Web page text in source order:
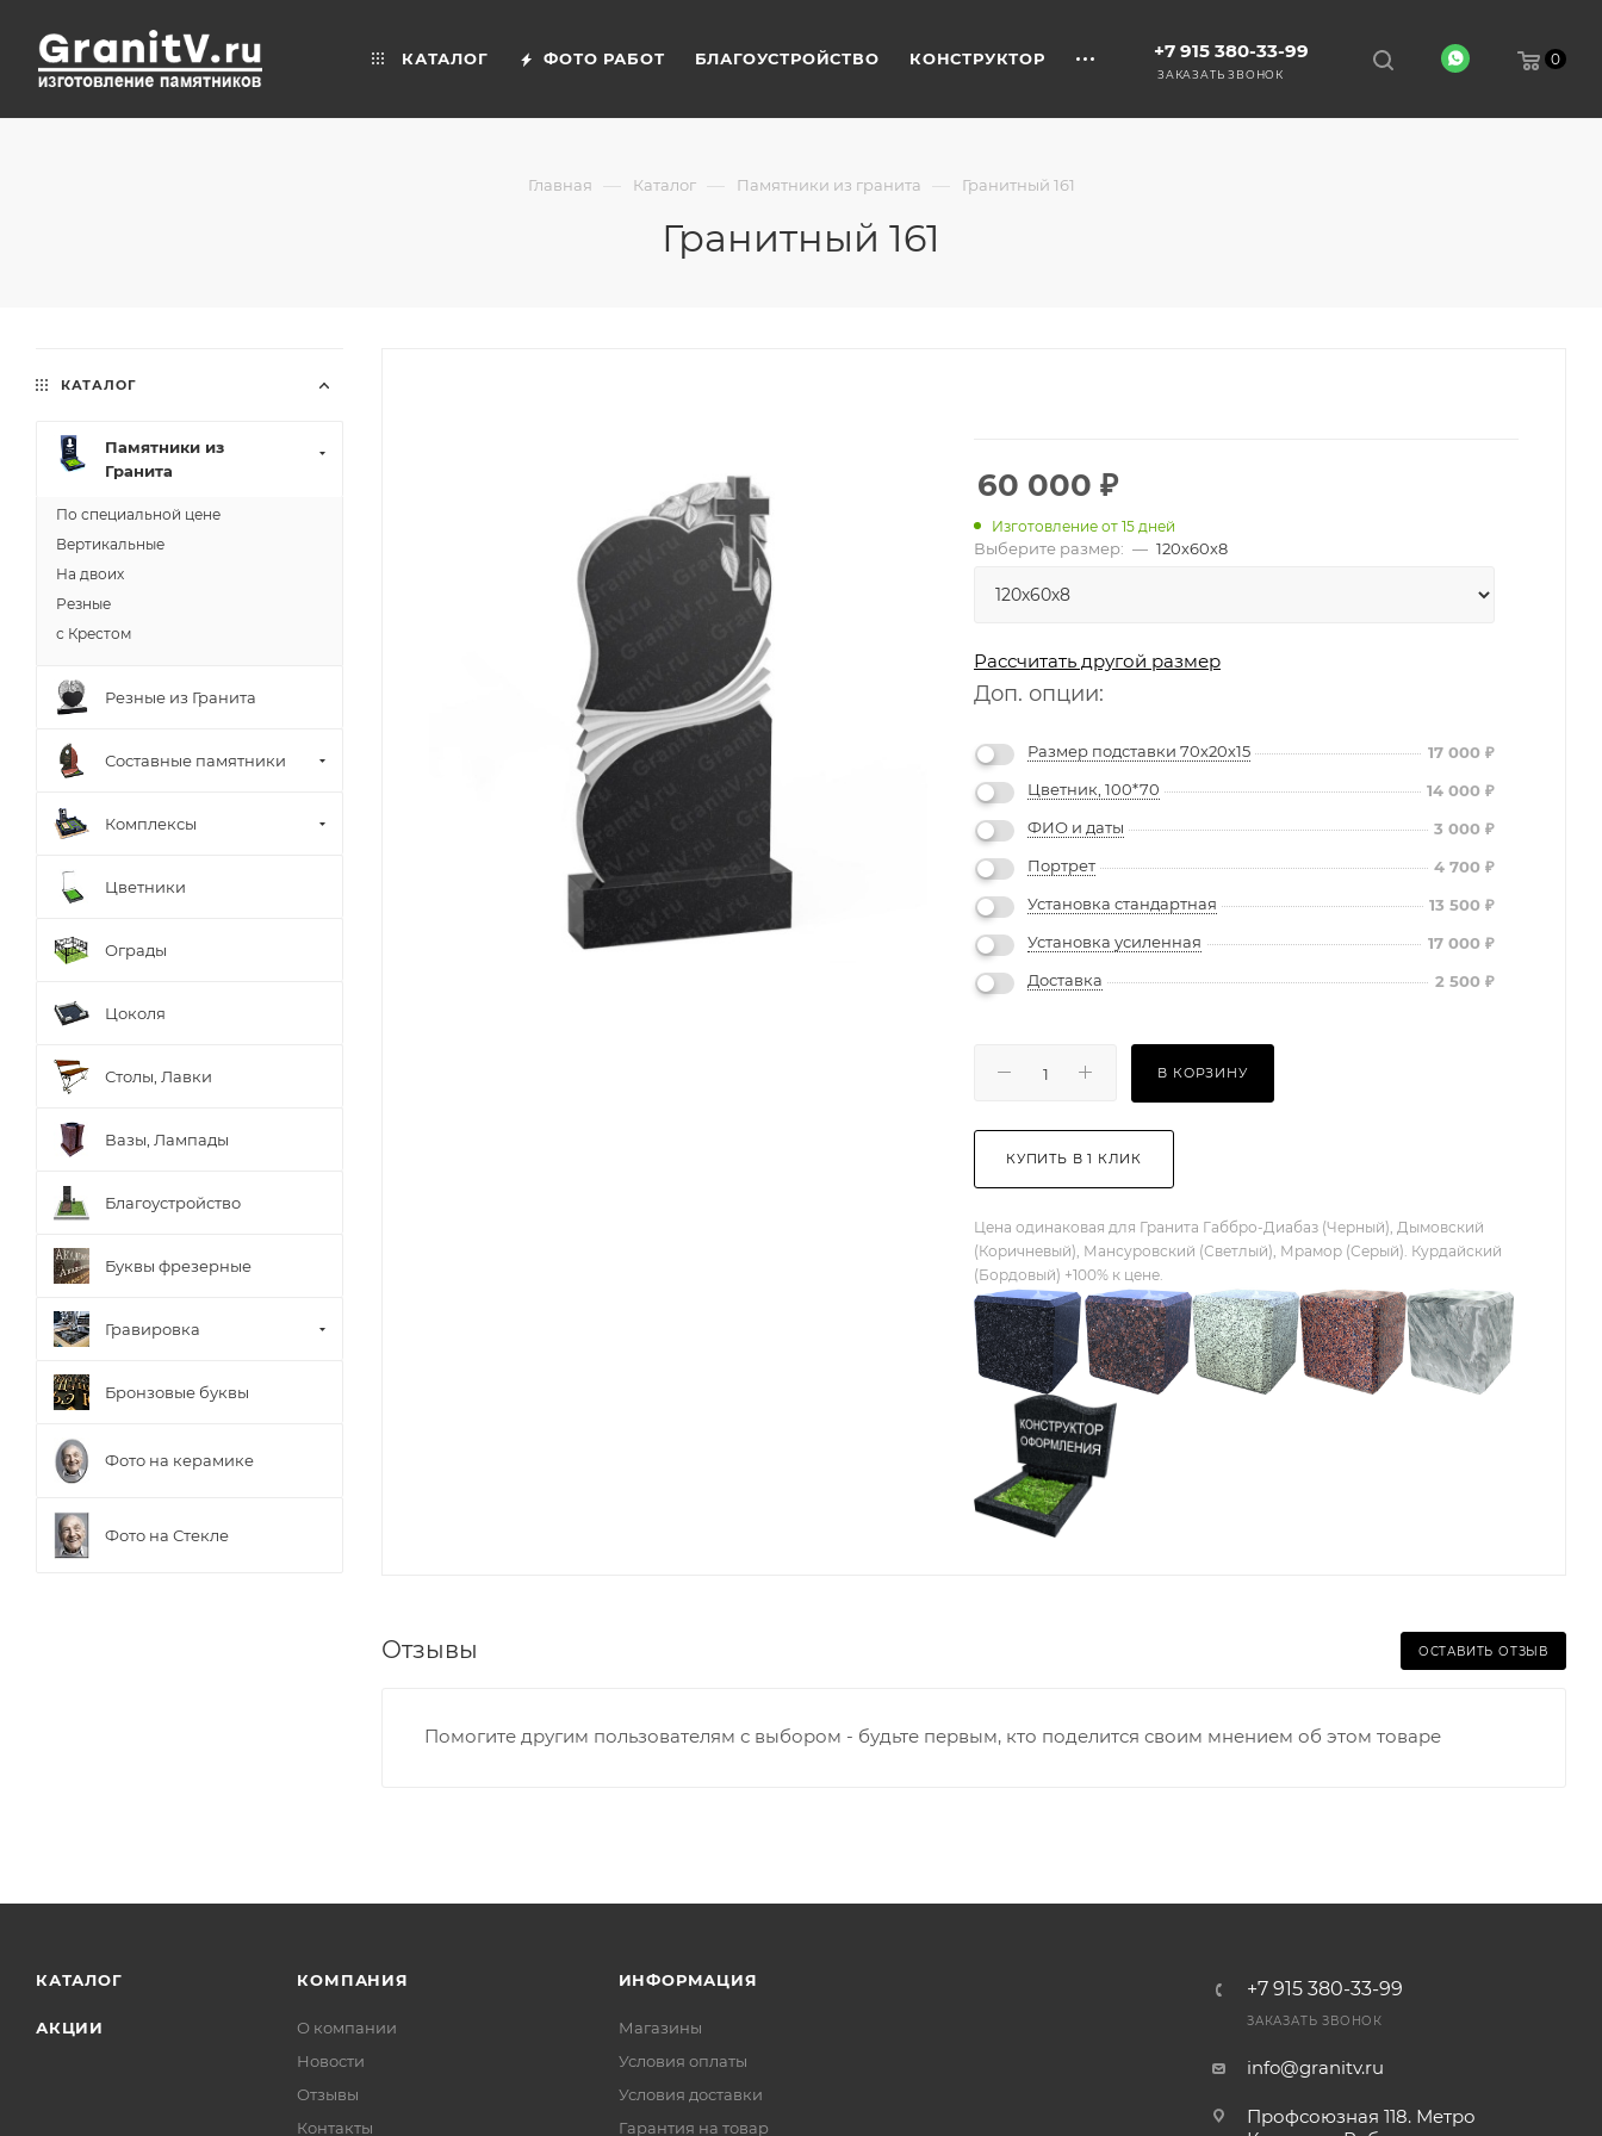
+7 915 380-33-99
ЗАКАЗАТЬ ЗВОНОК
0
КАТАЛОГ ФОТО РАБОТ БЛАГОУСТРОЙСТВО КОНСТРУКТОР
Главная — Каталог — Памятники из гранита — Гранитный 161
Гранитный 161
60 000 ₽
Изготовление от 15 дней
Выберите размер: — 120х60х8
Рассчитать другой размер
Доп. опции:
Размер подставки 70х20х15 17 000 ₽
Цветник, 100*70
14 000 ₽
ФИО и даты
3 000 ₽
Портрет
4 700 ₽
Установка стандартная
13 500 ₽
Установка усиленная
17 000 ₽
Доставка
2 500 ₽
В КОРЗИНУ
КУПИТЬ В 1 КЛИК
Цена одинаковая для Гранита Габбро-Диабаз (Черный), Дымовский
(Коричневый), Мансуровский (Светлый), Мрамор (Серый). Курдайский
(Бордовый) +100% к цене.
Отзывы ОСТАВИТЬ ОТЗЫВ
Помогите другим пользователям с выбором - будьте первым, кто поделится своим мнением об этом товаре
КАТАЛОГ
Памятники из
Гранита
По специальной цене
Вертикальные
На двоих
Резные
с Крестом
Резные из Гранита
Составные памятники
Комплексы
Цветники
Ограды
Цоколя
Столы, Лавки
Вазы, Лампады
Благоустройство
Буквы фрезерные
Гравировка
Бронзовые буквы
Фото на керамике
Фото на Стекле
КАТАЛОГ
АКЦИИ
КОМПАНИЯ
О компании
Новости
Отзывы
Контакты
ИНФОРМАЦИЯ
Магазины
Условия оплаты
Условия доставки
Гарантия на товар
+7 915 380-33-99
ЗАКАЗАТЬ ЗВОНОК
info@granitv.ru
Профсоюзная 118. Метро